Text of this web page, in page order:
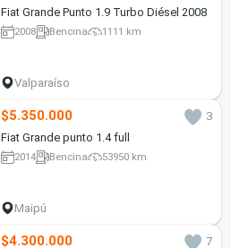
Fiat Grande Punto 1.9 Turbo Diésel 2008
2008 Bencina 1111 km
Valparaíso
$5.350.000
3
Fiat Grande punto 1.4 full
2014 Bencina 53950 km
Maipú
$4.300.000
7